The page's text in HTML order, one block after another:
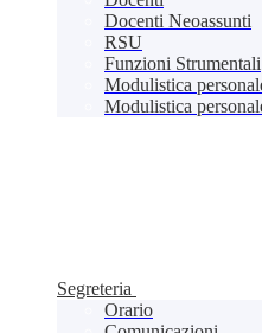
Docenti Neoassunti
RSU
Funzioni Strumentali
Modulistica
Modulistica
Segreteria
Orario